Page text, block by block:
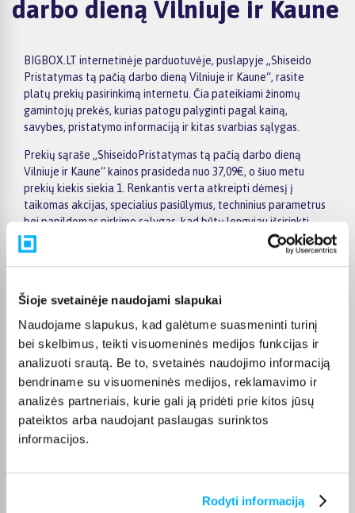
Šioje svetainėje naudojami slapukai
Naudojame slapukus, kad galėtume suasmeninti turinį
bei skelbimus, teikti visuomeninės medijos funkcijas ir
analizuoti srautą. Be to, svetainės naudojimo informaciją
bendriname su visuomeninės medijos, reklamavimo ir
analizės partneriais, kurie gali ją pridėti prie kitos jūsų
pateiktos arba naudojant paslaugas surinktos
informacijos.
Rodyti informaciją
darbo dieną Vilniuje ir Kaune
BIGBOX.LT internetinėje parduotuvėje, puslapyje „Shiseido
Pristatymas tą pačią darbo dieną Vilniuje ir Kaune“, rasite
platų prekių pasirinkimą internetu. Čia pateikiami žinomų
gamintojų prekės, kurias patogu palyginti pagal kainą,
savybes, pristatymo informaciją ir kitas svarbias sąlygas.
Prekių sąraše „ShiseidoPristatymas tą pačią darbo dieną
Vilniuje ir Kaune“ kainos prasideda nuo 37,09€, o šiuo metu
prekių kiekis siekia 1. Renkantis verta atkreipti dėmesį į
taikomas akcijas, specialius pasiūlymus, techninius parametrus
bei papildomas pirkimo sąlygas, kad būtų lengviau išsirinkti
geriausiai jūsų poreikius atitinkantį variantą.
Papildomi pasirinkimai ir prekių savybių filtrai padeda patogiai
Peržiūrėkite „ShiseidoPristatymas tą pačią darbo dieną
pirkite internetu patogiai. Pasirinktą prekę pristatysime per jos
aprašyme nurodytą terminą.
DUK
Kokie Shiseido Pristatymas tą pačią darbo
produktai šiuo metu populiariausi?